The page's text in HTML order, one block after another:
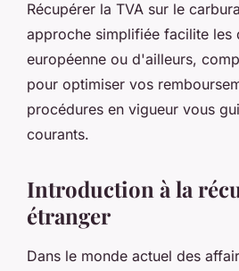
Récupérer la TVA sur le
approche simplifiée facilite les
européenne ou d'ailleurs,
pour optimiser vos
procédures en vigueur vous
courants.
Introduction à la
étranger
Dans le monde actuel des